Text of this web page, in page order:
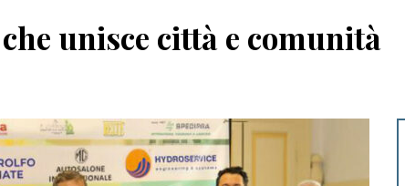
unisce città e comunità